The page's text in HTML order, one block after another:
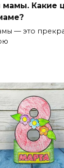
Какие
— это